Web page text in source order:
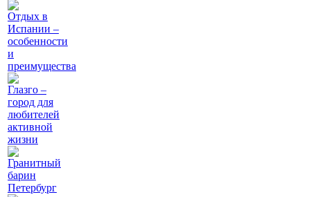
Отдых в
Испании –
особенности
и
преимущества
Глазго –
город для
любителей
активной
жизни
Гранитный
барин
Петербург